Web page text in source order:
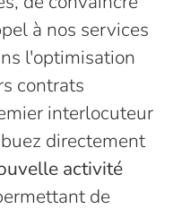
à nos services
l'optimisation
contrats
interlocuteur
directement
activité
de